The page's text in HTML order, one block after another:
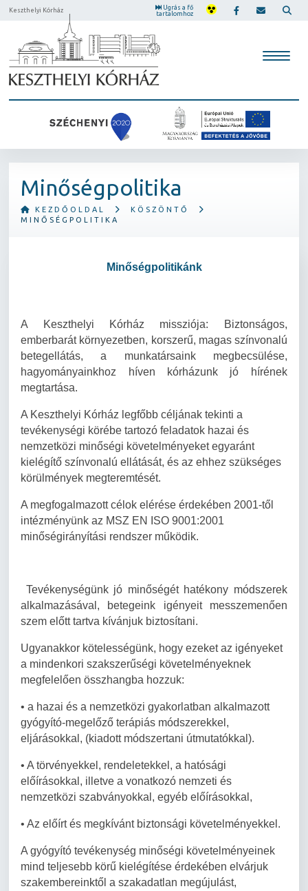
Keszthelyi Kórház
Ugrás a fő
tartalomhoz
Minőségpolitika
KEZDŐOLDAL
KÖSZÖNTŐ
MINŐSÉGPOLITIKA
Minőségpolitikánk
A Keszthelyi Kórház missziója: Biztonságos,
emberbarát környezetben, korszerű, magas színvonalú
betegellátás, a munkatársaink megbecsülése,
hagyományainkhoz híven kórházunk jó hírének
megtartása.
A Keszthelyi Kórház legfőbb céljának tekinti a
tevékenységi körébe tartozó feladatok hazai és
nemzetközi minőségi követelményeket egyaránt
kielégítő színvonalú ellátását, és az ehhez szükséges
körülmények megteremtését.
A megfogalmazott célok elérése érdekében 2001-től
intézményünk az MSZ EN ISO 9001:2001
minőségirányítási rendszer működik.
Tevékenységünk jó minőségét hatékony módszerek
alkalmazásával, betegeink igényeit messzemenően
szem előtt tartva kívánjuk biztosítani.
Ugyanakkor kötelességünk, hogy ezeket az igényeket
a mindenkori szakszerűségi követelményeknek
megfelelően összhangba hozzuk:
• a hazai és a nemzetközi gyakorlatban alkalmazott
gyógyító-megelőző terápiás módszerekkel,
eljárásokkal, (kiadott módszertani útmutatókkal).
• A törvényekkel, rendeletekkel, a hatósági
előírásokkal, illetve a vonatkozó nemzeti és
nemzetközi szabványokkal, egyéb előírásokkal,
• Az előírt és megkívánt biztonsági követelményekkel.
A gyógyító tevékenység minőségi követelményeinek
mind teljesebb körű kielégítése érdekében elvárjuk
szakembereinktől a szakadatlan megújulást,